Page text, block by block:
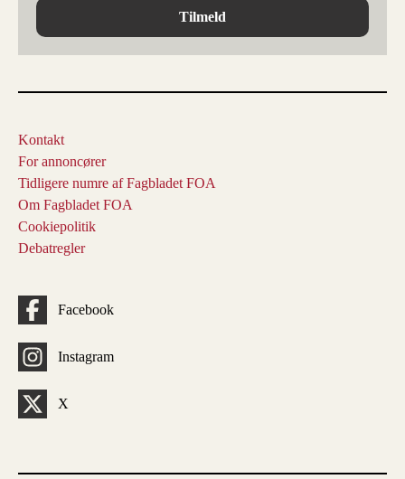
Tilmeld
Kontakt
For annoncører
Tidligere numre af Fagbladet FOA
Om Fagbladet FOA
Cookiepolitik
Debatregler
Facebook
Instagram
X